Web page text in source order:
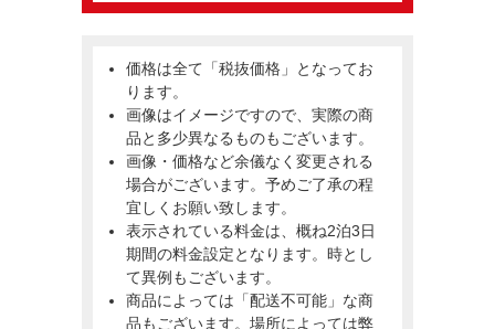
価格は全て「税抜価格」となってお
ります。
画像はイメージですので、実際の商
品と多少異なるものもございます。
画像・価格など余儀なく変更される
場合がございます。予めご了承の程
宜しくお願い致します。
表示されている料金は、概ね2泊3日
期間の料金設定となります。時とし
て異例もございます。
商品によっては「配送不可能」な商
品もございます。場所によっては弊